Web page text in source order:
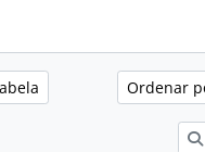
Ordenar